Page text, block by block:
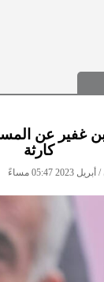
بن غفير عن
كارثة